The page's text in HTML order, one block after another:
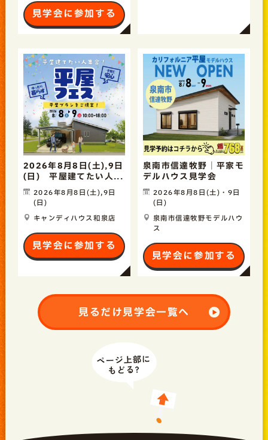
見学会に参加する
2026年8月8日(土),9日
(日) 平屋建てたい人...
2026年8月8日(土),9日
(日)
キャンディハウス和泉店
見学会に参加する
泉南市信達牧野｜平家モ
デルハウス見学会
2026年8月8日(土)・9日
(日)
泉南市信達牧野モデルハウ
ス
見学会に参加する
見るだけ見学会一覧へ